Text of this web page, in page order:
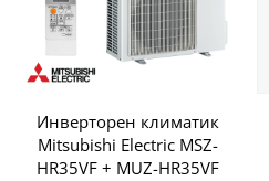
Инверторен климатик
Mitsubishi Electric MSZ-
HR35VF + MUZ-HR35VF